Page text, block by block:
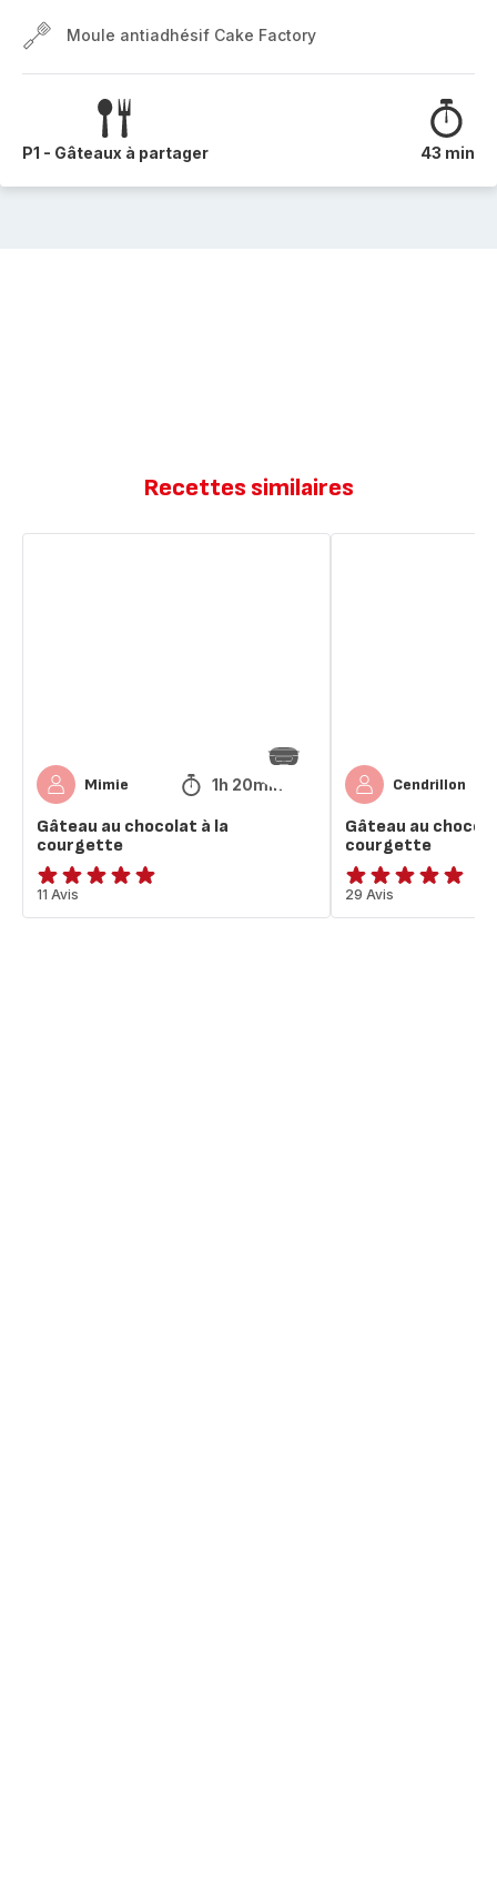
Moule antiadhésif Cake Factory
P1 - Gâteaux à partager 43 min
Recettes similaires
Mimie 1h 20min
Gâteau au chocolat à la
courgette
ratings.4.9
11 Avis
Cendrillon
Gâteau au
courgette
ratings.4.9
29 Avis